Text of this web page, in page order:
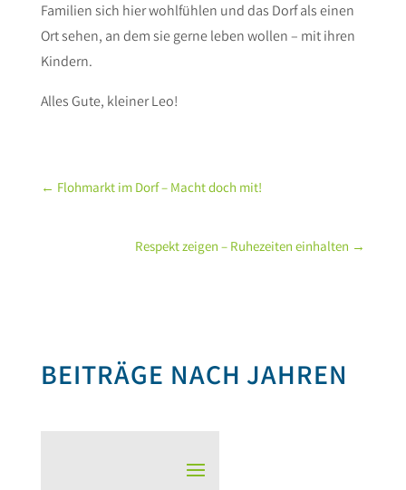
Familien sich hier wohlfühlen und das Dorf als einen
Ort sehen, an dem sie gerne leben wollen – mit ihren
Kindern.
Alles Gute, kleiner Leo!
← Flohmarkt im Dorf – Macht doch mit!
Respekt zeigen – Ruhezeiten einhalten →
BEITRÄGE NACH JAHREN